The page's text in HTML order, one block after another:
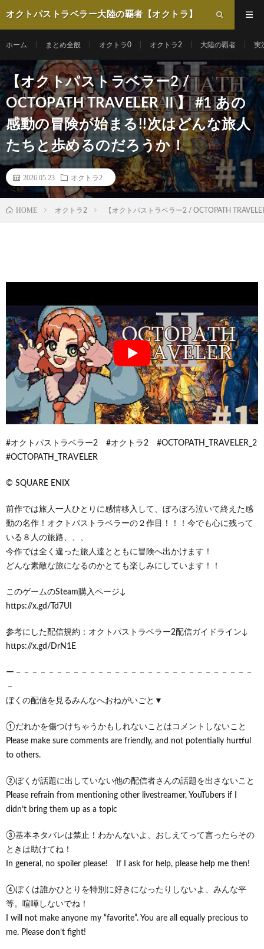
オクトパストラベラー大陸の覇者【オクトラ】
ホーム まとめ全般 オクトラ0 オクトラ2 大陸の覇者 実
【オクトパストラベラー2 /
OCTOPATH TRAVELER Ⅱ】 #1 あの
感動の冒険が始まる!!次はどんな旅人
たちと歩めるのだろうか！
2026.05.23 オクトラ2
HOME オクトラ2 【オクトパストラベラー2 / OCTOPATH
#オクトパストラベラー2 #オクトラ2 #OCTOPATH_TRAVELER_2
#OCTOPATH_TRAVELER
© SQUARE ENIX
前作では旅人一人ひとりに感情移入して、ぼろぼろ泣いて終えた感
動の名作！オクトパストラベラーの２作目！！！今でも心に残って
いる８人の旅路、、、
今作では全く違った旅人達とともに冒険へ出かけます！
どんな素敵な旅になるのかとても楽しみにしています！！
このゲームのSteam購入ページ↓
https://x.gd/Td7UI
参考にした配信規約：オクトパストラベラー2配信ガイドライン↓
https://x.gd/DrN1E
ー－－－－－－－－－－－－－－－－－－－－－－－－－－－－－
－
ぼくの配信を見るみんなへおねがいごと▼
①だれかを傷つけちゃうかもしれないことはコメントしないこと
Please make sure comments are friendly, and not potentially hurtful
to others.
②ぼくが話題に出していない他の配信者さんの話題を出さないこと
Please refrain from mentioning other livestreamer, YouTubers if I
didn’t bring them up as a topic
③基本ネタバレは禁止！わかんないよ、おしえてって言ったらその
ときは助けてね！
In general, no spoiler please! If I ask for help, please help me then!
④ぼくは誰かひとりを特別に好きになったりしないよ、みんな平
等。喧嘩しないでね！
I will not make anyone my “favorite”. You are all equally precious to
me. Please don’t fight!